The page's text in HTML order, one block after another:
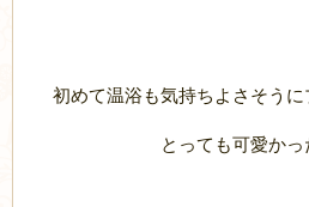
初めて温浴も気持ちよさそう
とっても可愛かっ